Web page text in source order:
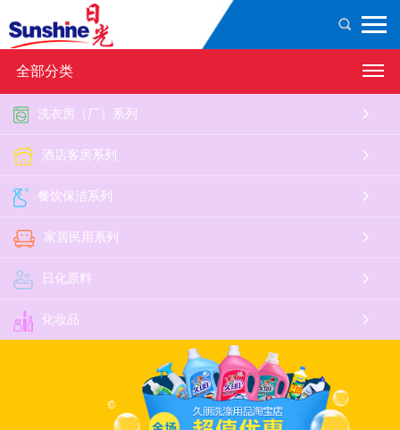
全部分类
洗衣房（厂）系列
酒店客房系列
餐饮保洁系列
家居民用系列
日化原料
化妆品